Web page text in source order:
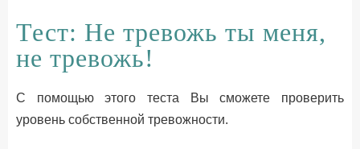
ДЕТЯМ
Тест: Не тревожь ты меня,
не тревожь!
С помощью этого теста Вы сможете проверить
уровень собственной тревожности.